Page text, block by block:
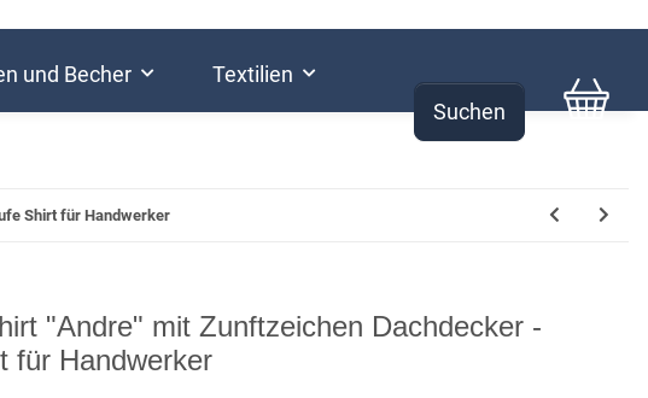
Suchen
und Becher Textilien
Shirt für Handwerker
"Andre" mit Zunftzeichen Dachdecker -
für Handwerker